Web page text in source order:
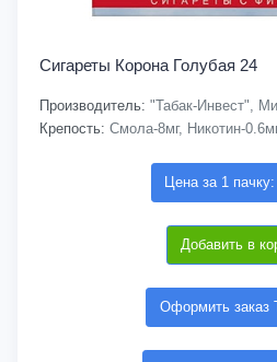
Сигареты Корона Голубая 24
Производитель: "Табак-Инвест",
Крепость: Смола-8мг, Никотин-
Цена за 1
Добавить в
Оформить заказ